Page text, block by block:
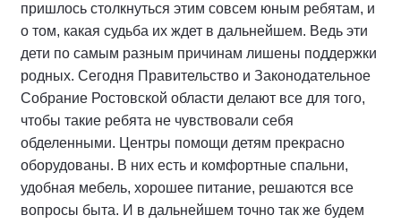
пришлось столкнуться этим совсем юным ребятам, и
о том, какая судьба их ждет в дальнейшем. Ведь эти
дети по самым разным причинам лишены поддержки
родных. Сегодня Правительство и Законодательное
Собрание Ростовской области делают все для того,
чтобы такие ребята не чувствовали себя
обделенными. Центры помощи детям прекрасно
оборудованы. В них есть и комфортные спальни,
удобная мебель, хорошее питание, решаются все
вопросы быта. И в дальнейшем точно так же будем